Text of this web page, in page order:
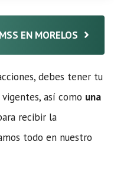
EN MORELOS
debes tener tu
vigentes, así como una
recibir la
todo en nuestro